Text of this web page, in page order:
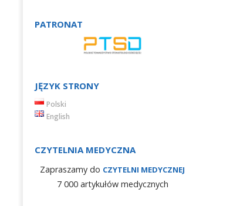
PATRONAT
JĘZYK STRONY
Polski
English
CZYTELNIA MEDYCZNA
Zapraszamy do CZYTELNI MEDYCZNEJ
7 000 artykułów medycznych